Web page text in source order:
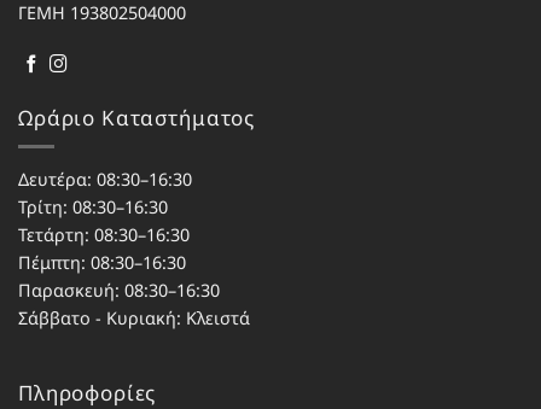
ΓΕΜΗ 193802504000
Ωράριο Καταστήματος
Δευτέρα: 08:30–16:30
Τρίτη: 08:30–16:30
Τετάρτη: 08:30–16:30
Πέμπτη: 08:30–16:30
Παρασκευή: 08:30–16:30
Σάββατο - Κυριακή: Κλειστά
Πληροφορίες